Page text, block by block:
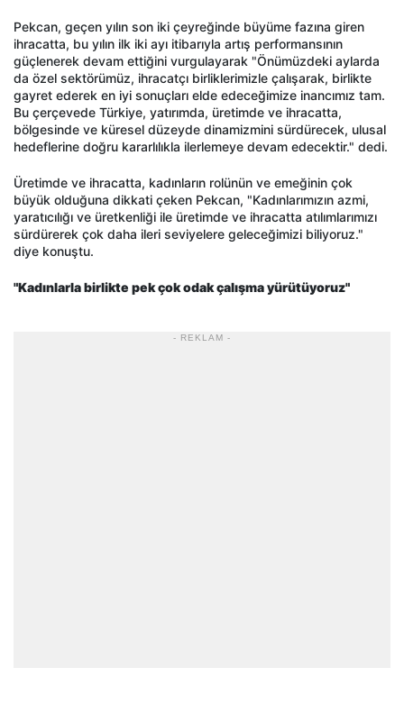
Pekcan, geçen yılın son iki çeyreğinde büyüme fazına giren
ihracatta, bu yılın ilk iki ayı itibarıyla artış performansının
güçlenerek devam ettiğini vurgulayarak "Önümüzdeki aylarda
da özel sektörümüz, ihracatçı birliklerimizle çalışarak, birlikte
gayret ederek en iyi sonuçları elde edeceğimize inancımız tam.
Bu çerçevede Türkiye, yatırımda, üretimde ve ihracatta,
bölgesinde ve küresel düzeyde dinamizmini sürdürecek, ulusal
hedeflerine doğru kararlılıkla ilerlemeye devam edecektir." dedi.
Üretimde ve ihracatta, kadınların rolünün ve emeğinin çok
büyük olduğuna dikkati çeken Pekcan, "Kadınlarımızın azmi,
yaratıcılığı ve üretkenliği ile üretimde ve ihracatta atılımlarımızı
sürdürerek çok daha ileri seviyelere geleceğimizi biliyoruz."
diye konuştu.
"Kadınlarla birlikte pek çok odak çalışma yürütüyoruz"
- REKLAM -